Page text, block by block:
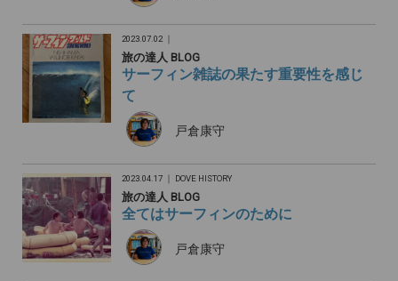
2023.07.02 ｜
旅の達人 BLOG
サーフィン雑誌の果たす重要性を感じ
て
戸倉康守
2023.04.17 ｜ DOVE HISTORY
旅の達人 BLOG
全てはサーフィンのために
戸倉康守